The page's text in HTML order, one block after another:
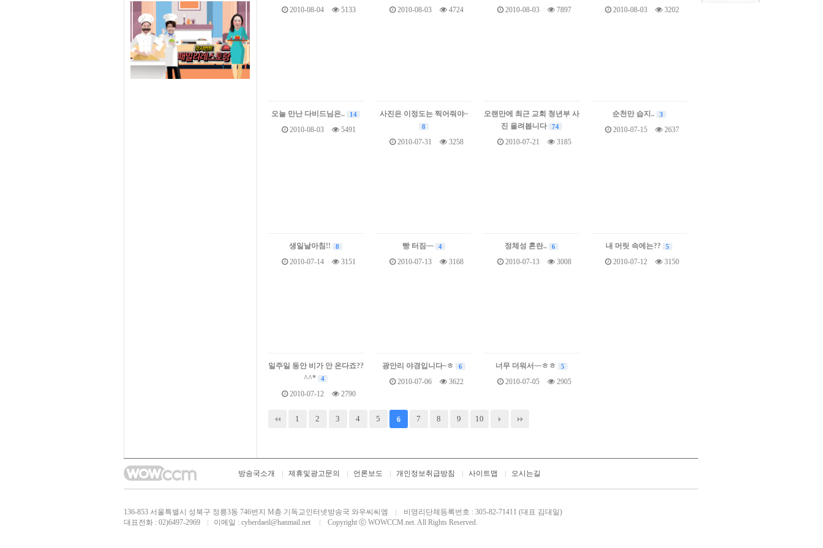
2010-08-04 5133 2010-08-03 4724 2010-08-03 7897 2010-08-03 3202
오늘 만난 다비드님은.. 14
2010-08-03 5491
사진은 이정도는 찍어줘야~
8
2010-07-31 3258
오랜만에 최근 교회 청년부 사
진 올려봅니다
74
2010-07-21 3185
순천만 습지.. 3
2010-07-15 2637
생일날아침!! 8
2010-07-14 3151
빵 터짐~~ 4
2010-07-13 3168
정체성 혼란.. 6
2010-07-13 3008
내 머릿 속에는?? 5
2010-07-12 3150
일주일 동안 비가 안 온다죠??
^^*
4
2010-07-12 2790
광안리 야경입니다~ㅎ 6
2010-07-06 3622
너무 더워서~~ㅎㅎ 5
2010-07-05 2905
1 2 3 4 5 6 7 8 9 10
방송국소개 제휴및광고문의 언론보도 개인정보취급방침 사이트맵 오시는길
136-853 서울특별시 성북구 정릉3동 746번지 M층 기독교인터넷방송국 와우씨씨엠 비영리단체등록번호 : 305-82-71411 (대표 김대일)
대표전화 : 02)6497-2969 이메일 : cyberdaeil@hanmail.net Copyright ⓒ WOWCCM.net. All Rights Reserved.